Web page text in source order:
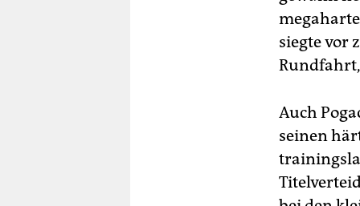
siegte vor
Auch
seinen